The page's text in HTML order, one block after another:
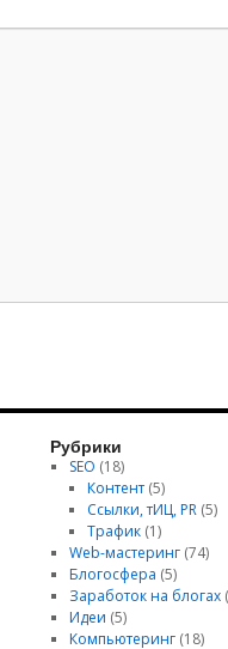
Рубрики
SEO (18)
Контент (5)
Ссылки, тИЦ, PR (5)
Трафик (1)
Web-мастеринг(74)
Блогосфера (5)
Заработок на блогах
Идеи (5)
Компьютеринг(18)